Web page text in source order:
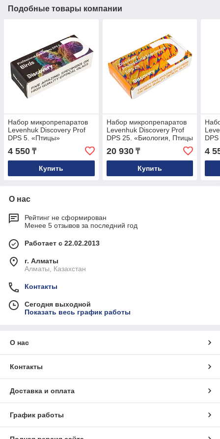
Подобные товары компании
Набор микропрепаратов
Levenhuk Discovery Prof
DPS 5. «Птицы»
4 550 ₸
Купить
Набор микропрепаратов
Levenhuk Discovery Prof
DPS 25. «Биология, Птицы
20 930₸
Купить
4
О нас
Рейтинг не сформирован
Менее 5 отзывов за последний год
Работает с 22.02.2013
г. Алматы
Алматы, Казахстан
Контакты
Сегодня выходной
Показать весь график работы
О нас
Контакты
Доставка и оплата
График работы